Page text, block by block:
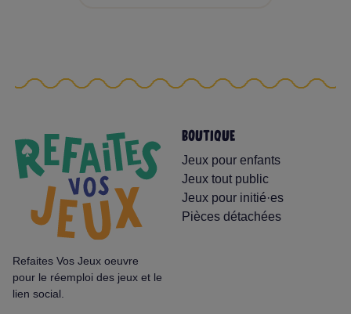
Refaites Vos Jeux oeuvre
pour le réemploi des jeux et le
lien social.
BOUTIQUE
Jeux pour enfants
Jeux tout public
Jeux pour initié·es
Pièces détachées